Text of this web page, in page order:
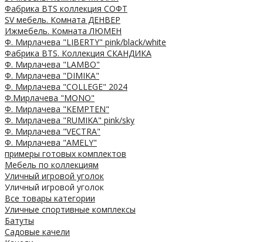
Фабрика BTS коллекция СОФТ
SV мебель. Комната ДЕНВЕР
Ижмебель. Комната ЛЮМЕН
Ф. Мирлачева "LIBERTY" pink/black/white
Фабрика BTS. Коллекция СКАНДИКА
Ф. Мирлачева "LAMBO"
Ф. Мирлачева "DIMIKA"
Ф. Мирлачева "COLLEGE" 2024
Ф.Мирлачева "MONO"
Ф. Мирлачева "KEMPTEN"
Ф. Мирлачева "RUMIKA" pink/sky
Ф. Мирлачева "VECTRA"
Ф. Мирлачева "AMELY"
примеры готовых комплектов
Мебель по коллекциям
Уличный игровой уголок
Уличный игровой уголок
Все товары категории
Уличные спортивные комплексы
Батуты
Садовые качели